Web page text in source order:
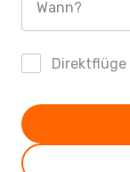
Wann?
Direktflüge